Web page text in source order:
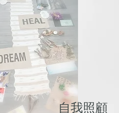
自我照顧